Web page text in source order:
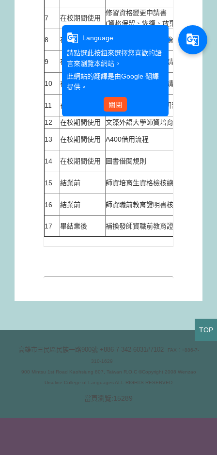
7 在校期間使用
修習資格變更申請書
(資格保留、恢復、放棄)
8 在校期間使用 教材教法課程著作影像使用權授權同
9 在校期間使用 教育學程超修學分申請表
10 在校期間使用 教育學程校際選課申請表
11 在校期間使用 線上(或非中心主辦)研習心得及紀錄
12 在校期間使用 文藻外語大學師資培育中心性別平等
13 在校期間使用 A400借用流程
14 在校期間使用 圖書借閱規則
15 結業前 師資培育生資格檢核總表
16 結業前 師資職前教育證明書核發條件自我檢
17 畢結業後 補換發師資職前教育證明書申請書（
高雄市三民區民族一路900號 +886-7-342-6031#7102 FAX：+886-7-
310-1629
900 Mintsu 1st Road Kaohsiung 807, Taiwan R.O.C ©Copyright 2008 Wenzao
Ursuline College of Languages ALL RIGHTS RESERVED
當頁瀏覽:15289
TOP
g_translate
Language
請點選此按鈕來選擇您喜歡的語
言來瀏覽本網站。
此網站的翻譯是由Google 翻譯
提供。
關閉
g_translate